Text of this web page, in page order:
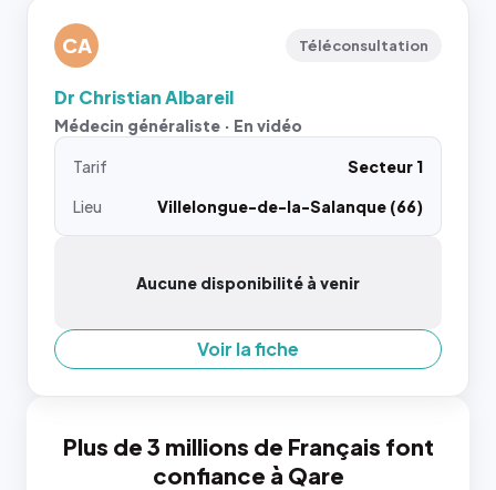
CA Téléconsultation
Dr Christian Albareil
Médecin généraliste · En vidéo
Tarif
Secteur 1
Lieu
Villelongue-de-la-Salanque (66)
Aucune disponibilité à venir
Voir la fiche
Plus de 3 millions de Français font
confiance à Qare